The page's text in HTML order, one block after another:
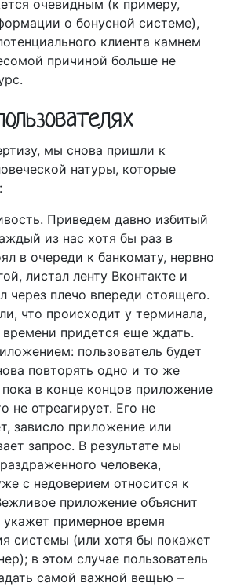
очевидным (к примеру,
о бонусной системе),
клиента камнем
причиной больше не
мы снова пришли к
натуры, которые
Приведем давно избитый
из нас хотя бы раз в
в очереди к банкомату, нервно
листал ленту Вконтакте и
через плечо впереди стоящего.
что происходит у терминала,
времени придется еще ждать.
пользователь будет
повторять одно и то же
в конце концов приложение
не отреагирует. Его не
зависло приложение или
запрос. В результате мы
человека,
с недоверием относится к
приложение объяснит
укажет примерное время
системы (или хотя бы покажет
в этом случае пользователь
самой важной вещью –